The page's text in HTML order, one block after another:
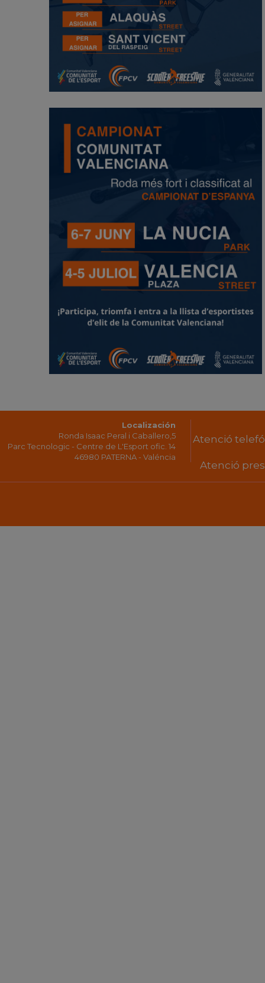
Localización
Ronda Isaac Peral i Caballero,5
Parc Tecnologic - Centre de L'Esport ofic. 14
46980 PATERNA - Valéncia
Atenció
Atenció